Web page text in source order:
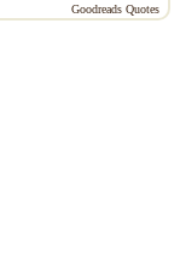
Goodreads Quotes